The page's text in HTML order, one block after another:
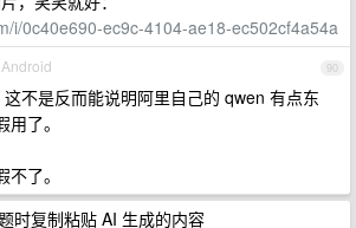
i/0c40e690-ec9c-4104-ae18-ec502cf4a54a
90
这不是反而能说明阿里自己的 qwen 有点东
了。
了。
时复制粘贴 AI 生成的内容